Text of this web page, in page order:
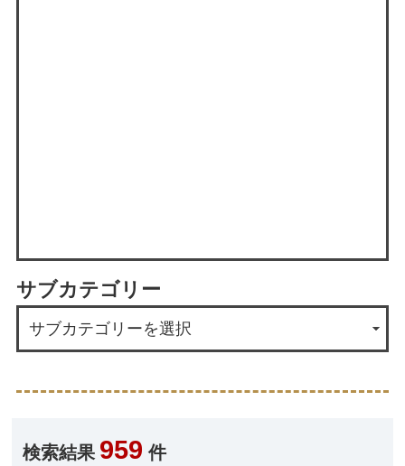
サブカテゴリー
検索結果 959 件